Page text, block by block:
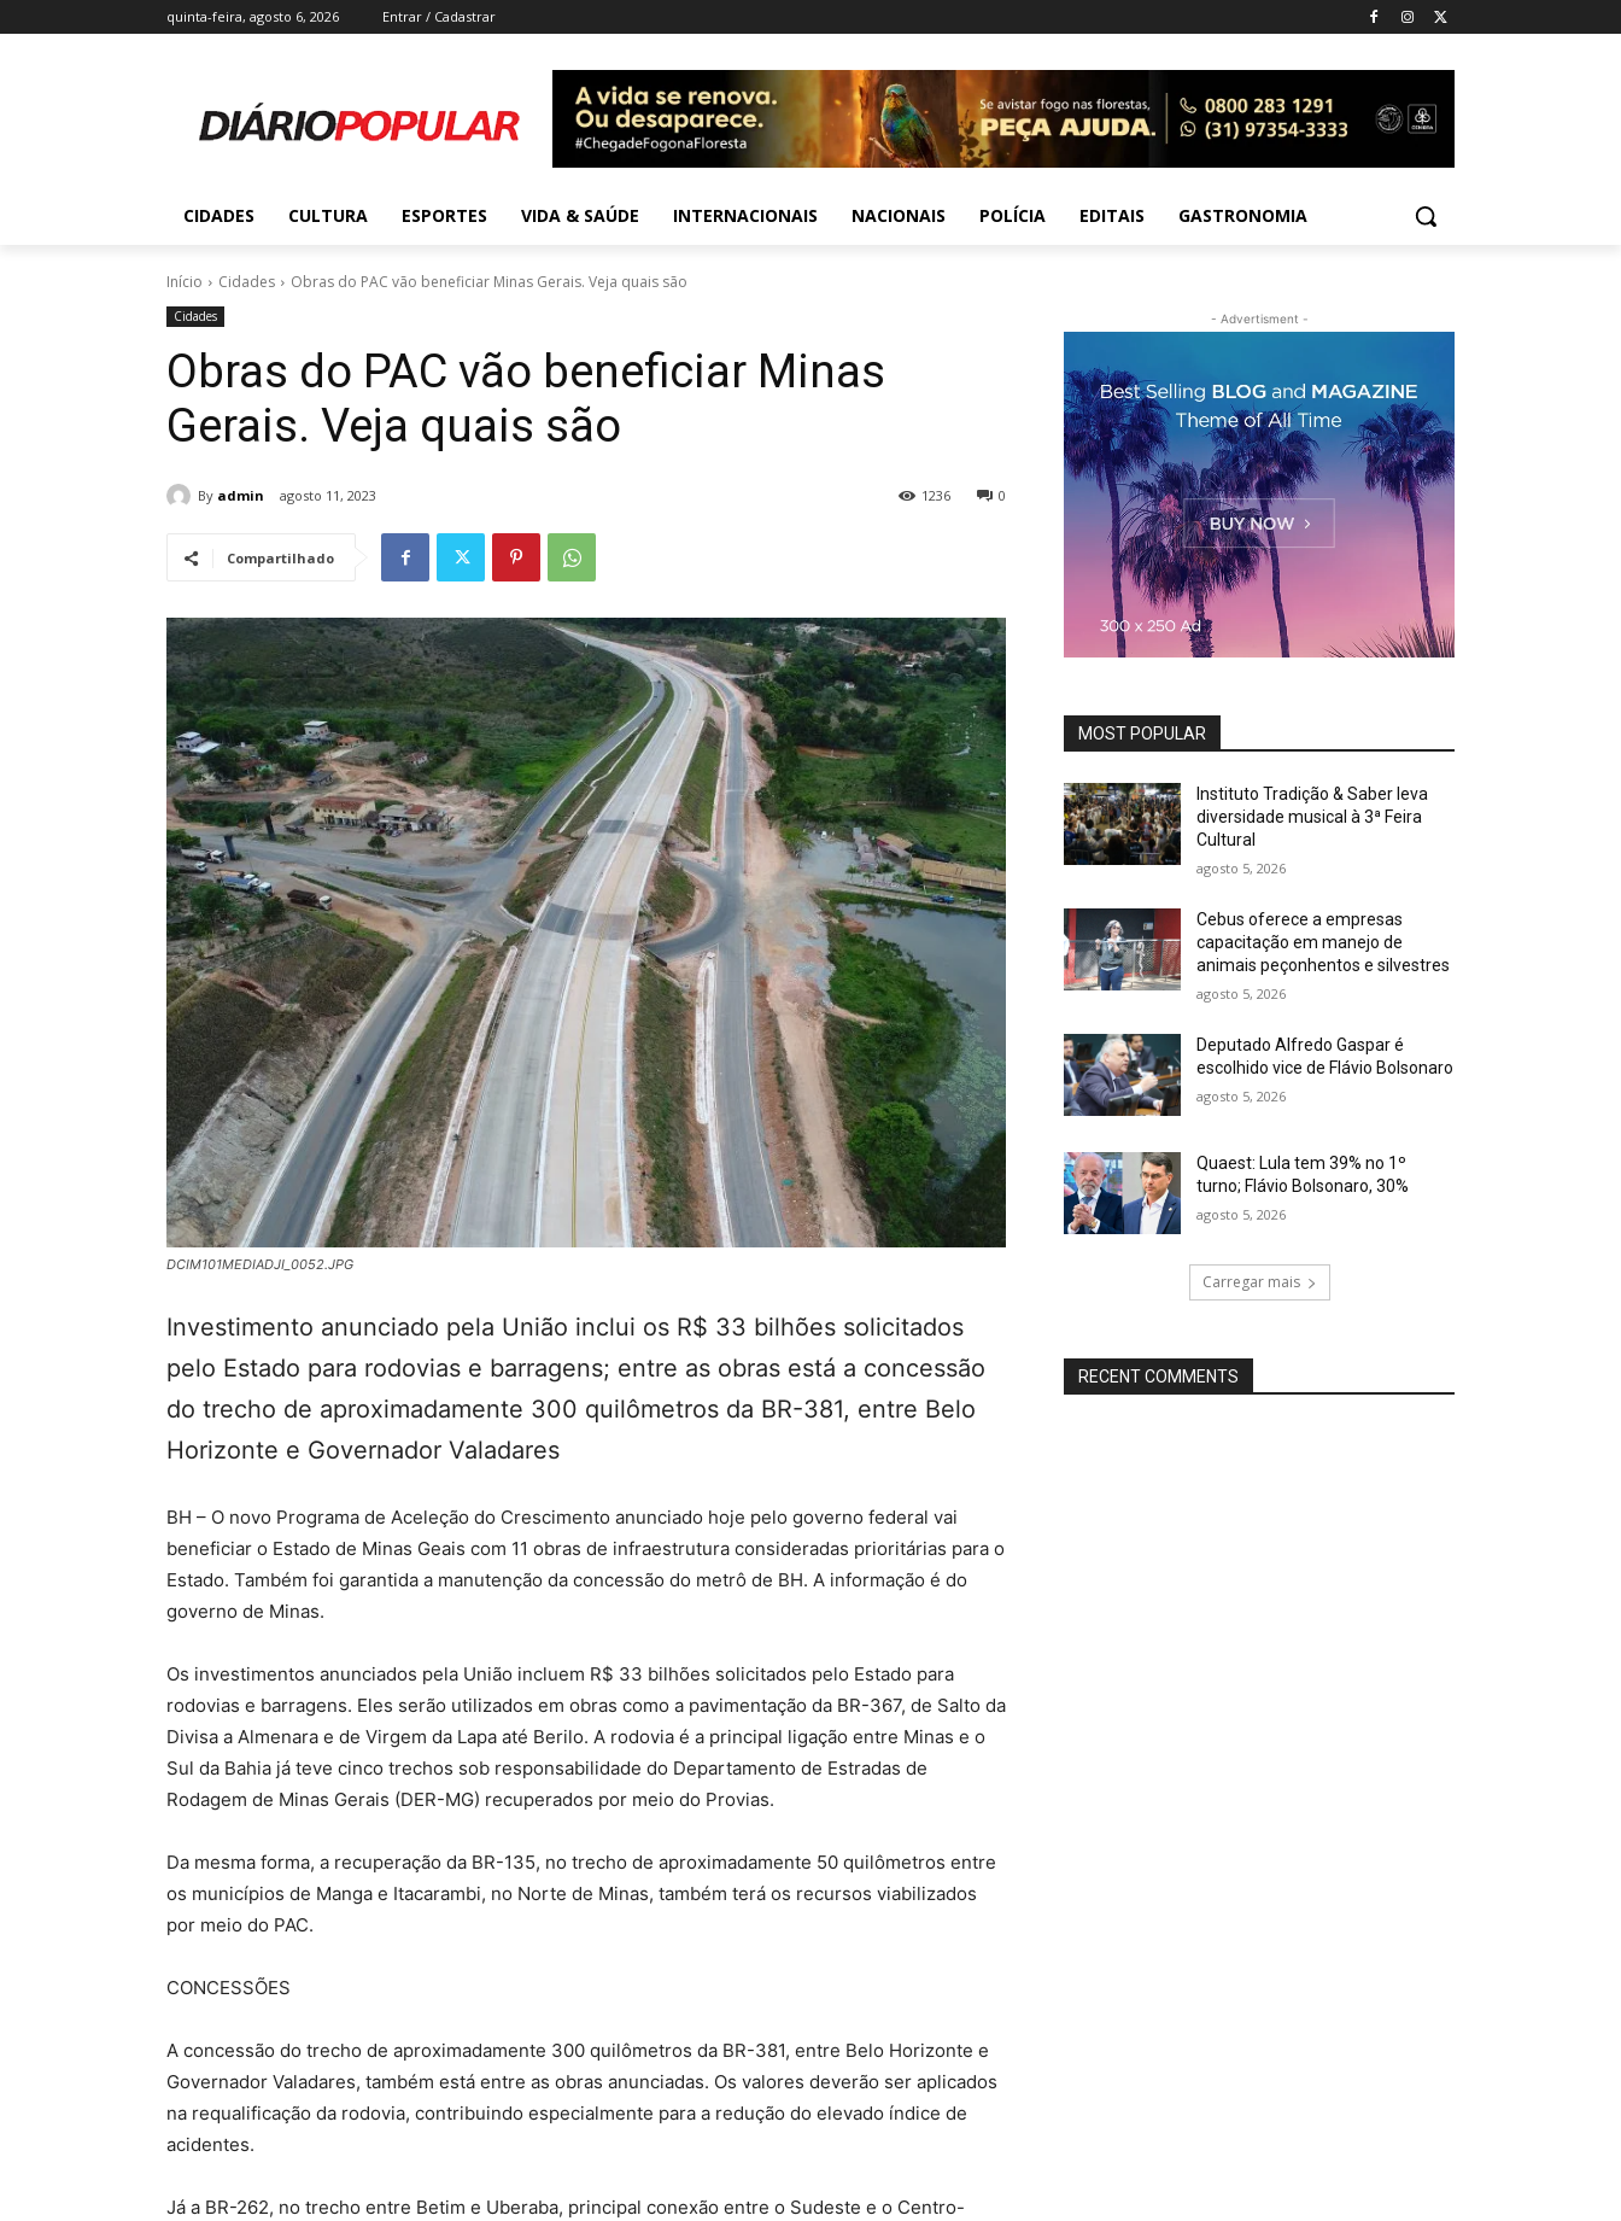
quinta-feira, agosto 6, 2026 Entrar / Cadastrar
CIDADES CULTURA ESPORTES VIDA & SAÚDE INTERNACIONAIS NACIONAIS POLÍCIA EDITAIS GASTRONOMIA
Início Cidades Obras do PAC vão beneficiar Minas Gerais. Veja quais são
Cidades
Obras do PAC vão beneficiar Minas
Gerais. Veja quais são
By admin agosto 11, 2023 0
1236
Compartilhado
DCIM101MEDIADJI_0052.JPG
Investimento anunciado pela União inclui os R$ 33 bilhões solicitados
pelo Estado para rodovias e barragens; entre as obras está a concessão
do trecho de aproximadamente 300 quilômetros da BR-381, entre Belo
Horizonte e Governador Valadares
BH – O novo Programa de Aceleção do Crescimento anunciado hoje pelo governo federal vai
beneficiar o Estado de Minas Geais com 11 obras de infraestrutura consideradas prioritárias para o
Estado. Também foi garantida a manutenção da concessão do metrô de BH. A informação é do
governo de Minas.
Os investimentos anunciados pela União incluem R$ 33 bilhões solicitados pelo Estado para
rodovias e barragens. Eles serão utilizados em obras como a pavimentação da BR-367, de Salto da
Divisa a Almenara e de Virgem da Lapa até Berilo. A rodovia é a principal ligação entre Minas e o
Sul da Bahia já teve cinco trechos sob responsabilidade do Departamento de Estradas de
Rodagem de Minas Gerais (DER-MG) recuperados por meio do Provias.
Da mesma forma, a recuperação da BR-135, no trecho de aproximadamente 50 quilômetros entre
os municípios de Manga e Itacarambi, no Norte de Minas, também terá os recursos viabilizados
por meio do PAC.
CONCESSÕES
A concessão do trecho de aproximadamente 300 quilômetros da BR-381, entre Belo Horizonte e
Governador Valadares, também está entre as obras anunciadas. Os valores deverão ser aplicados
na requalificação da rodovia, contribuindo especialmente para a redução do elevado índice de
acidentes.
Já a BR-262, no trecho entre Betim e Uberaba, principal conexão entre o Sudeste e o Centro-
- Advertisment -
MOST POPULAR
Instituto Tradição & Saber leva
diversidade musical à 3ª Feira
Cultural
agosto 5, 2026
Cebus oferece a empresas
capacitação em manejo de
animais peçonhentos e silvestres
agosto 5, 2026
Deputado Alfredo Gaspar é
escolhido vice de Flávio Bolsonaro
agosto 5, 2026
Quaest: Lula tem 39% no 1º
turno; Flávio Bolsonaro, 30%
agosto 5, 2026
Carregar mais
RECENT COMMENTS